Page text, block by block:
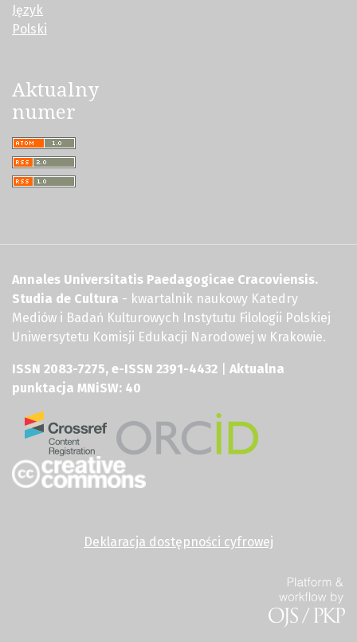
Język
Polski
Aktualny
numer
Annales Universitatis Paedagogicae Cracoviensis.
Studia de Cultura - kwartalnik naukowy Katedry
Mediów i Badań Kulturowych Instytutu Filologii Polskiej
Uniwersytetu Komisji Edukacji Narodowej w Krakowie.
ISSN 2083-7275, e-ISSN 2391-4432
Aktualna
punktacja MNiSW: 40
Deklaracja dostępności cyfrowej